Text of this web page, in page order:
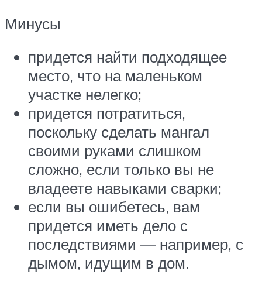
Минусы
придется найти подходящее
место, что на маленьком
участке нелегко;
придется потратиться,
поскольку сделать мангал
своими руками слишком
сложно, если только вы не
владеете навыками сварки;
если вы ошибетесь, вам
придется иметь дело с
последствиями — например, с
дымом, идущим в дом.